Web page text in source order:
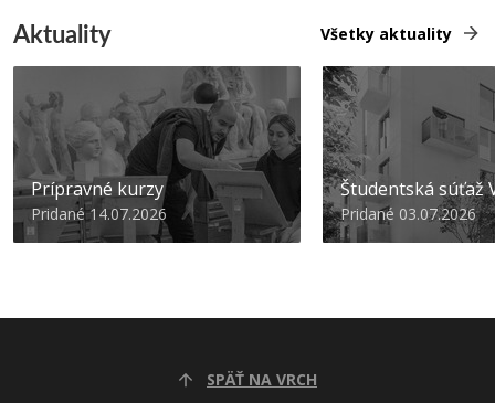
Aktuality Všetky aktuality
Prípravné kurzy
Pridané 14.07.2026
Študentská súťaž
Pridané 03.07.2026
SPÄŤ NA VRCH